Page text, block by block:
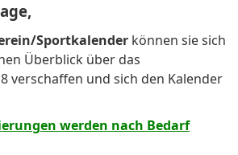
Sportkalender können sie sich
Überblick über das
verschaffen und sich den Kalender
werden nach Bedarf